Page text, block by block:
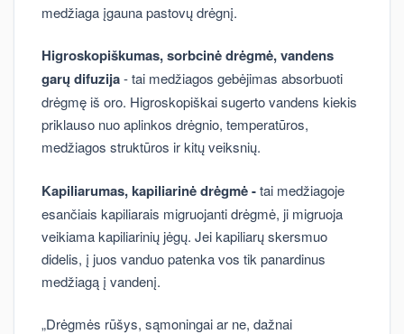
medžiaga įgauna pastovų drėgnį.
Higroskopiškumas, sorbcinė drėgmė, vandens
garų difuzija- tai medžiagos gebėjimas absorbuoti
drėgmę iš oro. Higroskopiškai sugerto vandens kiekis
priklauso nuo aplinkos drėgnio, temperatūros,
medžiagos struktūros ir kitų veiksnių.
Kapiliarumas, kapiliarinė drėgmė -tai medžiagoje
esančiais kapiliarais migruojanti drėgmė, ji migruoja
veikiama kapiliarinių jėgų. Jei kapiliarų skersmuo
didelis, į juos vanduo patenka vos tik panardinus
medžiagą į vandenį.
„Drėgmės rūšys, sąmoningai ar ne, dažnai